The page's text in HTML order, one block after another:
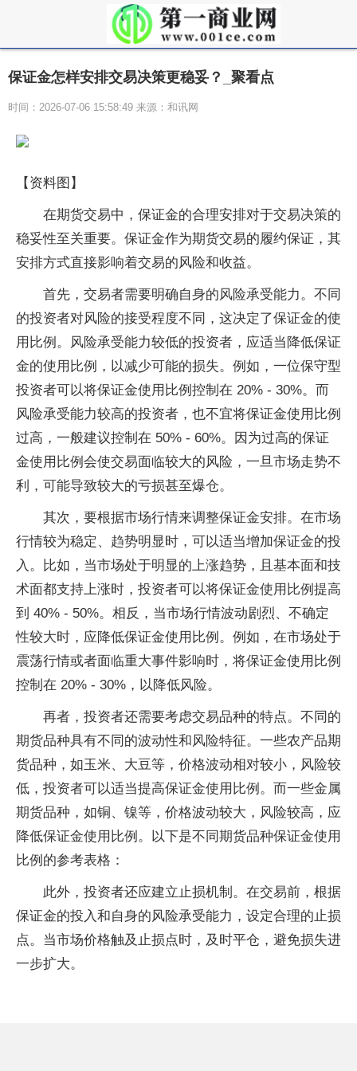
保证金怎样安排交易决策更稳妥？_聚看点
时间：2026-07-06 15:58:49 来源：和讯网
【资料图】
在期货交易中，保证金的合理安排对于交易决策的
稳妥性至关重要。保证金作为期货交易的履约保证，其
安排方式直接影响着交易的风险和收益。
首先，交易者需要明确自身的风险承受能力。不同
的投资者对风险的接受程度不同，这决定了保证金的使
用比例。风险承受能力较低的投资者，应适当降低保证
金的使用比例，以减少可能的损失。例如，一位保守型
投资者可以将保证金使用比例控制在 20% - 30%。而
风险承受能力较高的投资者，也不宜将保证金使用比例
过高，一般建议控制在 50% - 60%。因为过高的保证
金使用比例会使交易面临较大的风险，一旦市场走势不
利，可能导致较大的亏损甚至爆仓。
其次，要根据市场行情来调整保证金安排。在市场
行情较为稳定、趋势明显时，可以适当增加保证金的投
入。比如，当市场处于明显的上涨趋势，且基本面和技
术面都支持上涨时，投资者可以将保证金使用比例提高
到 40% - 50%。相反，当市场行情波动剧烈、不确定
性较大时，应降低保证金使用比例。例如，在市场处于
震荡行情或者面临重大事件影响时，将保证金使用比例
控制在 20% - 30%，以降低风险。
再者，投资者还需要考虑交易品种的特点。不同的
期货品种具有不同的波动性和风险特征。一些农产品期
货品种，如玉米、大豆等，价格波动相对较小，风险较
低，投资者可以适当提高保证金使用比例。而一些金属
期货品种，如铜、镍等，价格波动较大，风险较高，应
降低保证金使用比例。以下是不同期货品种保证金使用
比例的参考表格：
此外，投资者还应建立止损机制。在交易前，根据
保证金的投入和自身的风险承受能力，设定合理的止损
点。当市场价格触及止损点时，及时平仓，避免损失进
一步扩大。